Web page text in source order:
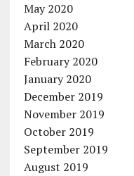
May 2020
April 2020
March 2020
February 2020
January 2020
December 2019
November 2019
October 2019
September 2019
August 2019